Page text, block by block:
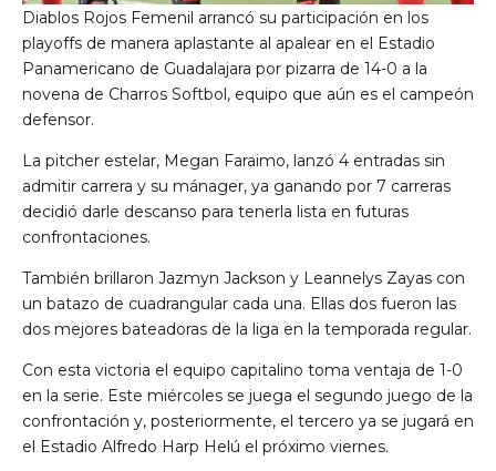
Diablos Rojos Femenil arrancó su participación en los
playoffs de manera aplastante al apalear en el Estadio
Panamericano de Guadalajara por pizarra de 14-0 a la
novena de Charros Softbol, equipo que aún es el campeón
defensor.
La pitcher estelar, Megan Faraimo, lanzó 4 entradas sin
admitir carrera y su mánager, ya ganando por 7 carreras
decidió darle descanso para tenerla lista en futuras
confrontaciones.
También brillaron Jazmyn Jackson y Leannelys Zayas con
un batazo de cuadrangular cada una. Ellas dos fueron las
dos mejores bateadoras de la liga en la temporada regular.
Con esta victoria el equipo capitalino toma ventaja de 1-0
en la serie. Este miércoles se juega el segundo juego de la
confrontación y, posteriormente, el tercero ya se jugará en
el Estadio Alfredo Harp Helú el próximo viernes.